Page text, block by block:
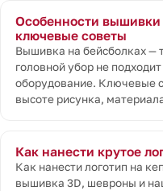
Особенности вышивки
ключевые советы
Вышивка на бейсболках —
головной убор не
оборудование. Ключевые
высоте рисунка,
Как нанести крутое
Как нанести логотип на
вышивка 3D, шевроны и